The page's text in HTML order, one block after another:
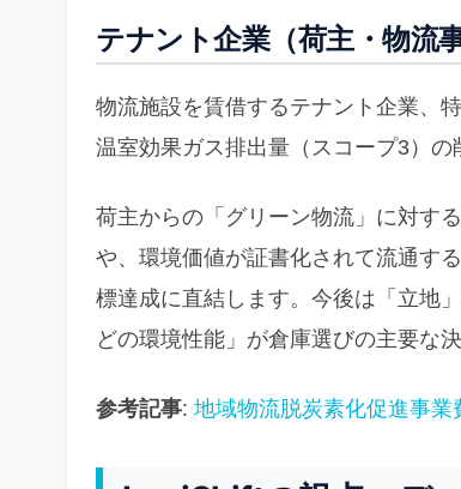
テナント企業（荷主・物流
物流施設を賃借するテナント企業、
温室効果ガス排出量（スコープ3）の
荷主からの「グリーン物流」に対す
や、環境価値が証書化されて流通す
標達成に直結します。今後は「立地
どの環境性能」が倉庫選びの主要な
参考記事: 地域物流脱炭素化促進事